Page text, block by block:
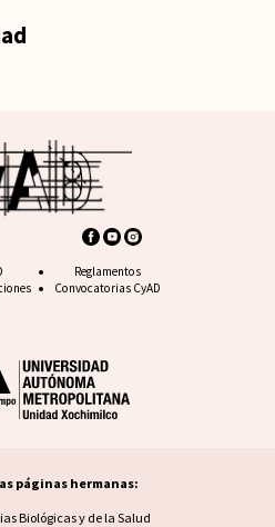
Footer FAQ
Reglamentos
Convocatorias CyAD
páginas hermanas:
Biológicas y de la Salud